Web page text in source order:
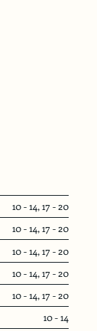
10 - 14, 17 - 20
10 - 14, 17 - 20
10 - 14, 17 - 20
10 - 14, 17 - 20
10 - 14, 17 - 20
10 - 14